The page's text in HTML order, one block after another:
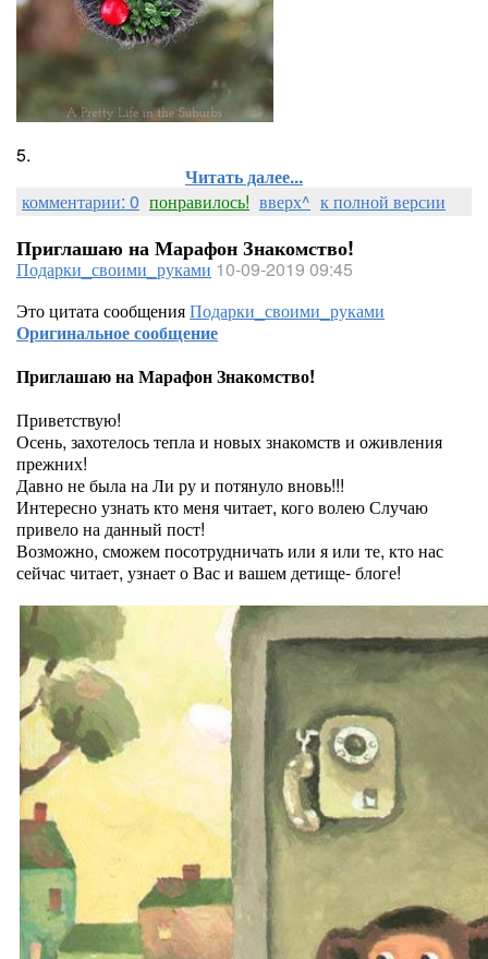
5.
Читать далее...
комментарии: 0 понравилось! вверх^ к полной версии
Приглашаю на Марафон Знакомство!
Подарки_своими_руками 10-09-2019 09:45
Это цитата сообщенияПодарки_своими_руками
Оригинальное сообщение
Приглашаю на Марафон Знакомство!
Приветствую!
Осень, захотелось тепла и новых знакомств и оживления
прежних!
Давно не была на Ли ру и потянуло вновь!!!
Интересно узнать кто меня читает, кого волею Случаю
привело на данный пост!
Возможно, сможем посотрудничать или я или те, кто нас
сейчас читает, узнает о Вас и вашем детище- блоге!